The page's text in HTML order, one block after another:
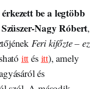
be a legtöbb
Szüszer-Nagy Róbert,
Feri kifőzte – ez
itt és itt), amely
és